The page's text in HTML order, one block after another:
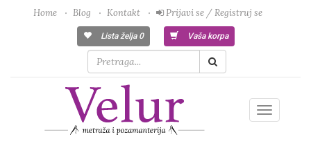
Home Blog Kontakt Prijavi se / Registruj se
Lista želja 0 Vaša korpa
Toggle